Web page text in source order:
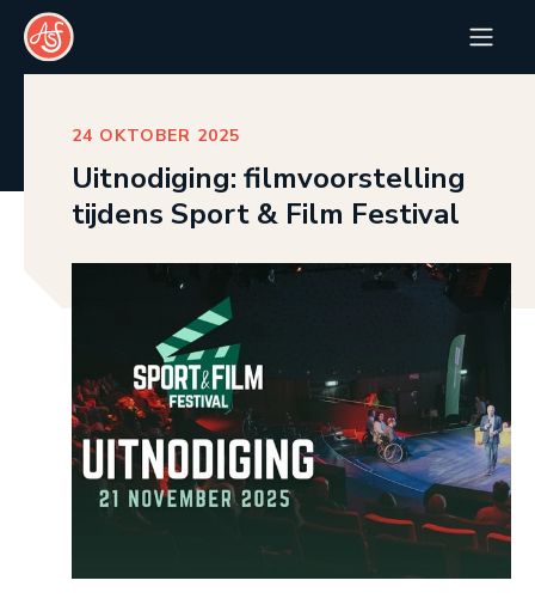
24 OKTOBER 2025
Uitnodiging: filmvoorstelling
tijdens Sport & Film Festival